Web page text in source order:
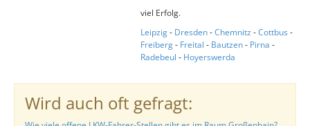
viel Erfolg.
Leipzig- Dresden-Chemnitz -Cottbus-
Freiberg- Freital - Bautzen- Pirna -
Radebeul - Hoyerswerda
Wird auch oft gefragt: